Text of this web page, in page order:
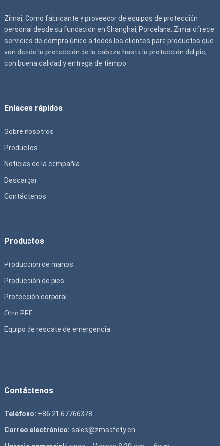
Zimai, Como fabricante y proveedor de equipos de protección
personal desde su fundación en Shanghai, Porcelana. Zimai ofrece
servicios de compra único a todos los clientes para productos que
van desde la protección de la cabeza hasta la protección del pie,
con buena calidad y entrega de tiempo.
Enlaces rápidos
Sobre nosotros
Productos
Noticias de la compañía
Descargar
Contáctenos
Productos
Producción de manos
Producción de pies
Protección corporal
Otro PPE
Equipo de rescate de emergencia
Contáctenos
Teléfono: +86 21 67766378
Correo electrónico: sales@zmsafety.cn